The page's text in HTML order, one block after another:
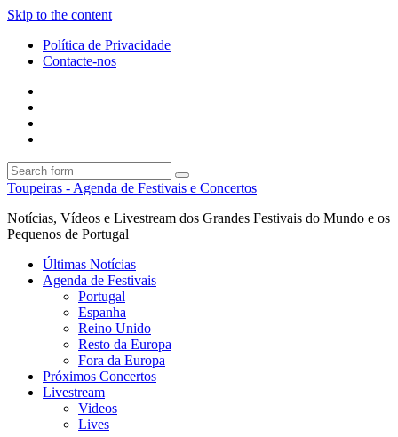
Skip to the content
Política de Privacidade
Contacte-nos
Search
Toupeiras - Agenda de Festivais e Concertos
Notícias, Vídeos e Livestream dos Grandes Festivais do Mundo e os
Pequenos de Portugal
Últimas Notícias
Agenda de Festivais
Portugal
Espanha
Reino Unido
Resto da Europa
Fora da Europa
Próximos Concertos
Livestream
Videos
Lives